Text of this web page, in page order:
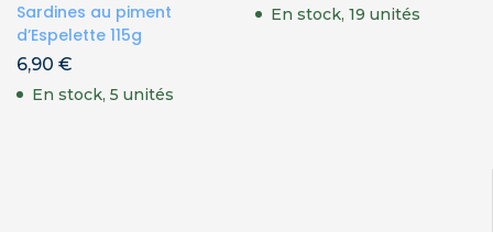
Sardines au piment
d’Espelette 115g
6,90 €
En stock, 5 unités
En stock, 19 unités